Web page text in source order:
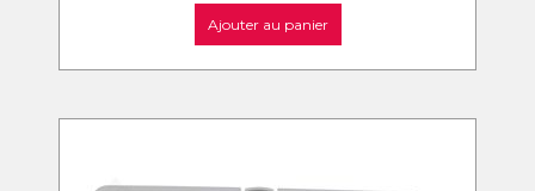
Ajouter au panier